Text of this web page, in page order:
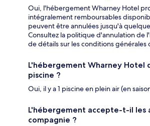
Oui, l'hébergement Wharney Hotel
intégralement remboursables
peuvent être annulées jusqu'à
Consultez la politique d'annulation de
de détails sur les conditions générales
L'hébergement Wharney Hotel
piscine ?
Oui, il y a 1 piscine en plein air (en
L'hébergement accepte-t-il les
compagnie ?